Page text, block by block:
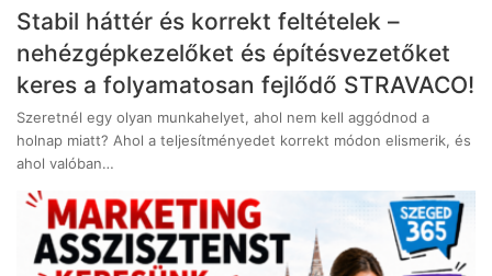
Stabil háttér és korrekt feltételek –
nehézgépkezelőket és építésvezetőket
keres a folyamatosan fejlődő STRAVACO!
Szeretnél egy olyan munkahelyet, ahol nem kell aggódnod a
holnap miatt? Ahol a teljesítményedet korrekt módon elismerik, és
ahol valóban…